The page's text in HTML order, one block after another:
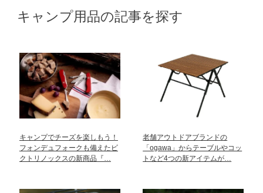
キャンプ用品の記事を探す
キャンプでチーズを楽しもう！
フォンデュフォークも備えたビ
クトリノックスの新商品『…
老舗アウトドアブランドの
「ogawa」からテーブルやコッ
トなど4つの新アイテムが…